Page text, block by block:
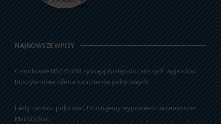
NAJNOWSZE WPISY
Członkowie NSZZFiPW zyskają dostęp do tańszych wyjazdów.
Ruszyła nowa oferta voucherów pobytowych
Fakty zamiast półprawd. Prostujemy wypowiedzi wiceminister
Marii Ejchart